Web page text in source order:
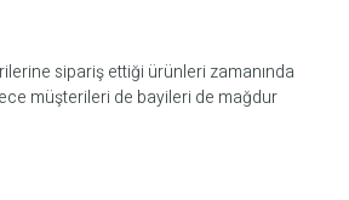
sipariş ettiği ürünleri zamanında
müşterileri de bayileri de mağdur